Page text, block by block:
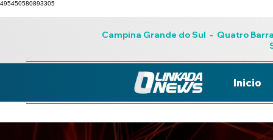
495450580893305
Campina Grande do Sul - Quatro
Inicio